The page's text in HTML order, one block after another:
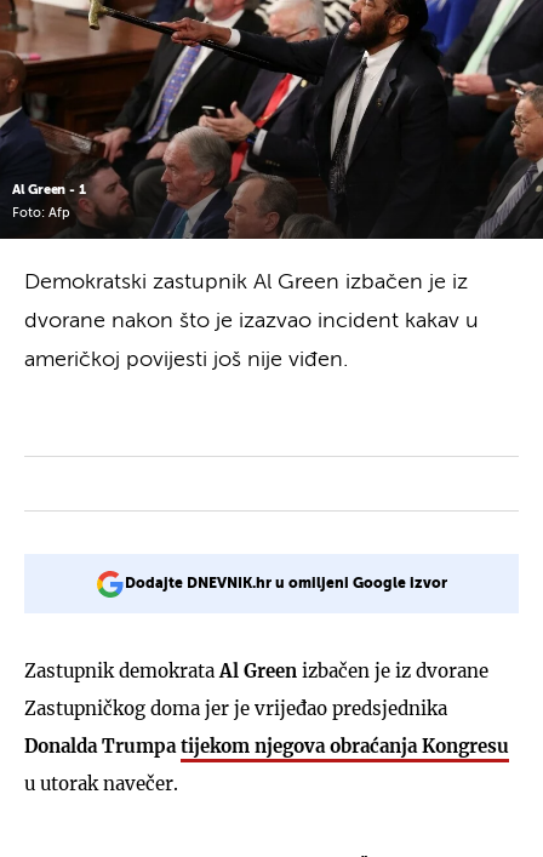
Al Green - 1
Foto: Afp
Demokratski zastupnik Al Green izbačen je iz
dvorane nakon što je izazvao incident kakav u
američkoj povijesti još nije viđen.
Dodajte DNEVNIK.hr u omiljeni Google izvor
Zastupnik demokrata Al Green izbačen je iz dvorane
Zastupničkog doma jer je vrijeđao predsjednika
Donalda Trumpa tijekom njegova obraćanja Kongresu
u utorak navečer.